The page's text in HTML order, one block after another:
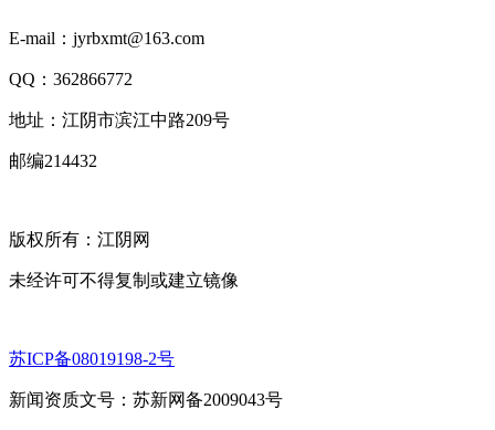
E-mail：jyrbxmt@163.com
QQ：362866772
地址：江阴市滨江中路209号
邮编214432
版权所有：江阴网
未经许可不得复制或建立镜像
苏ICP备08019198-2号
新闻资质文号：苏新网备2009043号